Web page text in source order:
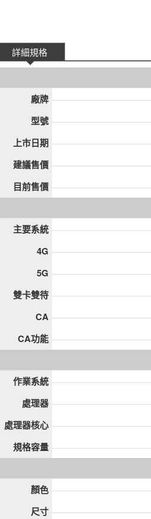
詳細規格
廠牌
型號
上市日期
建議售價
目前售價
主要系統
4G
5G
雙卡雙待
CA
CA功能
作業系統
處理器
處理器核心
規格容量
顏色
尺寸